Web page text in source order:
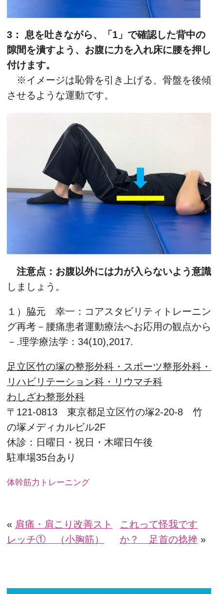
3： 息を吐きながら、「1」で確認した背中の
隙間を潰すよう、お腹に力を入れ床に腰を押し
付けます。
※イメージは恥骨を引き上げる、骨盤を後傾
させるような運動です。
注意点：お腹以外には力が入らないよう意識
しましょう。
１）脇元 幸一：コアスタビリティトレーニン
グ再考－腰痛患者運動療法へお応用の観点から
－.理学療法学：34(10),2017.
足立区竹の塚の整形外科・スポーツ整形外科・
リハビリテーション科・リウマチ科
わしざわ整形外科
〒121-0813 東京都足立区竹の塚2-20-8 竹
の塚メディカルビル2F
休診：日曜日・祝日・木曜日午後
駐車場35台あり
体幹筋力トレーニング
« 肩痛・肩こり改善スト
レッチ① （小胸筋）
これって怪我です
か？ 足首の捻挫 »